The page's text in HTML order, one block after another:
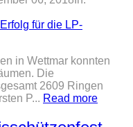
in Wettmar konnten
Die
2609 Ringen
P... Read more